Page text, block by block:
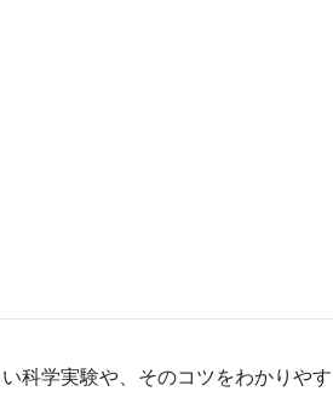
科学実験や、そのコツをわかりやす